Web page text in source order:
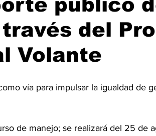
público
del
Volante
vía para impulsar la igualdad de
de manejo; se realizará del 25 de